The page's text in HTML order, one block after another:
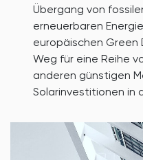
Übergang von
erneuerbaren
europäischen
Weg für eine Reihe
anderen günstigen
Solarinvestitionen in